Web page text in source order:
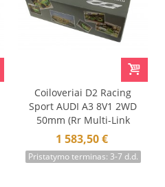
Coiloveriai D2 Racing
Sport AUDI A3 8V1 2WD
50mm (Rr Multi-Link
Suspension) Modified Rr
Integrated 12+
1 583,50 €
Pristatymo terminas: 3-7 d.d.